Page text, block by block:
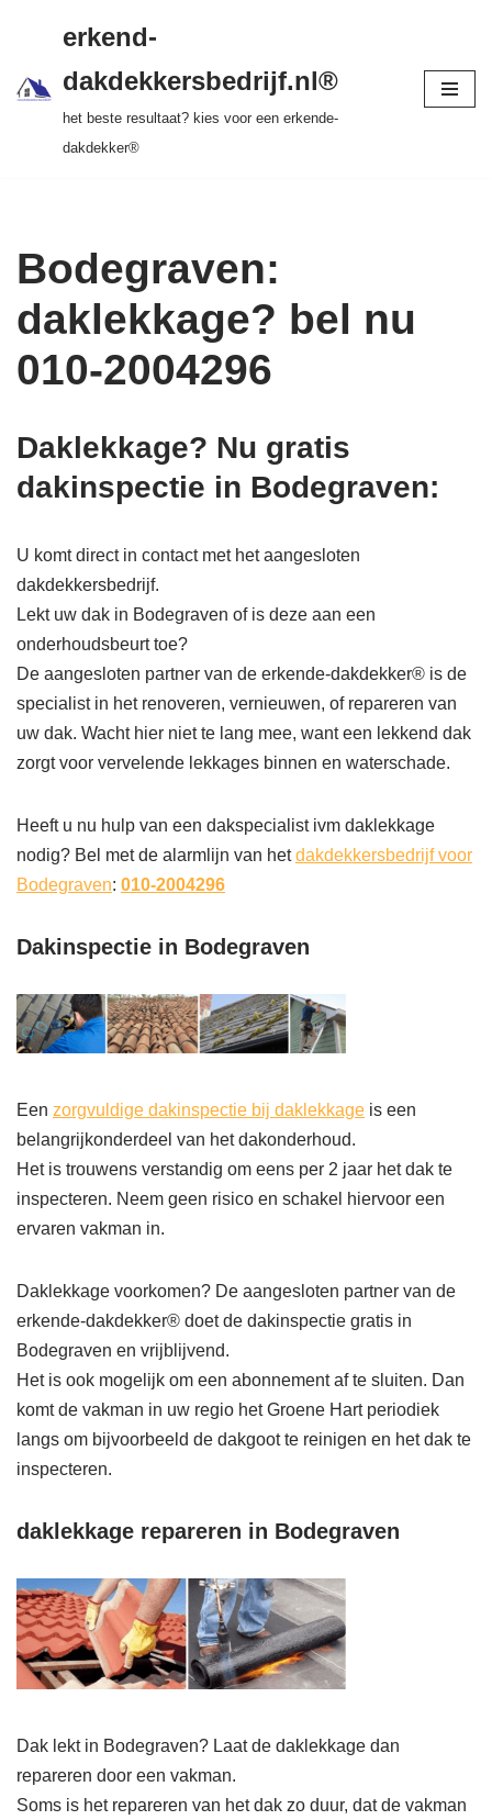
naar
inhoud
tot 20 jr garantie > SKEV erkend
erkend-
dakdekkersbedrijf.nl®
het beste resultaat? kies voor een erkende-
dakdekker®
Bodegraven:
daklekkage? bel nu
010-2004296
Daklekkage? Nu gratis
dakinspectie in Bodegraven:
U komt direct in contact met het aangesloten
dakdekkersbedrijf.
Lekt uw dak in Bodegraven of is deze aan een
onderhoudsbeurt toe?
De aangesloten partner van de erkende-dakdekker® is de
specialist in het renoveren, vernieuwen, of repareren van
uw dak. Wacht hier niet te lang mee, want een lekkend dak
zorgt voor vervelende lekkages binnen en waterschade.
Heeft u nu hulp van een dakspecialist ivm daklekkage
nodig? Bel met de alarmlijn van hetdakdekkersbedrijf voor
Bodegraven: 010-2004296
Dakinspectie in Bodegraven
Een zorgvuldige dakinspectie bij daklekkage is een
belangrijkonderdeel van het dakonderhoud.
Het is trouwens verstandig om eens per 2 jaar het dak te
inspecteren. Neem geen risico en schakel hiervoor een
ervaren vakman in.
Daklekkage voorkomen? De aangesloten partner van de
erkende-dakdekker® doet de dakinspectie gratis in
Bodegraven en vrijblijvend.
Het is ook mogelijk om een abonnement af te sluiten. Dan
komt de vakman in uw regio het Groene Hart periodiek
langs om bijvoorbeeld de dakgoot te reinigen en het dak te
inspecteren.
daklekkage repareren in Bodegraven
Dak lekt in Bodegraven? Laat de daklekkage dan
repareren door een vakman.
Soms is het repareren van het dak zo duur, dat de vakman